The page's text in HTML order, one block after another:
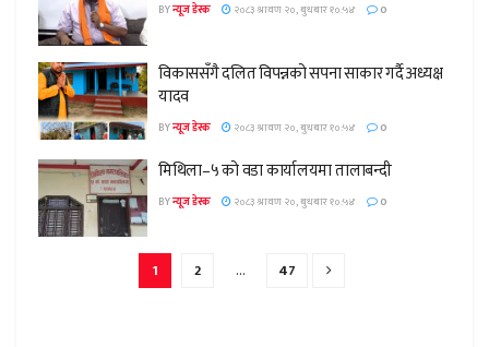
BYन्यूज डेस्क २०८३ श्रावण २०, बुधबार १०:५४ 0
विकाससँगै दलित विपन्नको सपना साकार गर्दै अध्यक्ष
यादव
BYन्यूज डेस्क २०८३ श्रावण २०, बुधबार १०:५४ 0
मिथिला–५ को वडा कार्यालयमा तालाबन्दी
BYन्यूज डेस्क २०८३ श्रावण २०, बुधबार १०:५४ 0
1 2 … 47